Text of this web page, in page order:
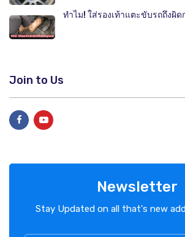
ทำไม! ใส่รองเท้าแตะขับรถถึงผิ
Join to Us
Newsletter
Stay Updated on all that's new